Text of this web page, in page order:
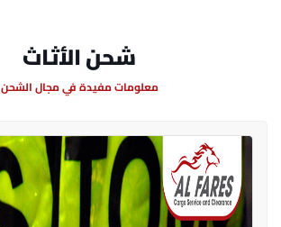
شحن الأثاث
معلومات مفيدة في مجال الشحن